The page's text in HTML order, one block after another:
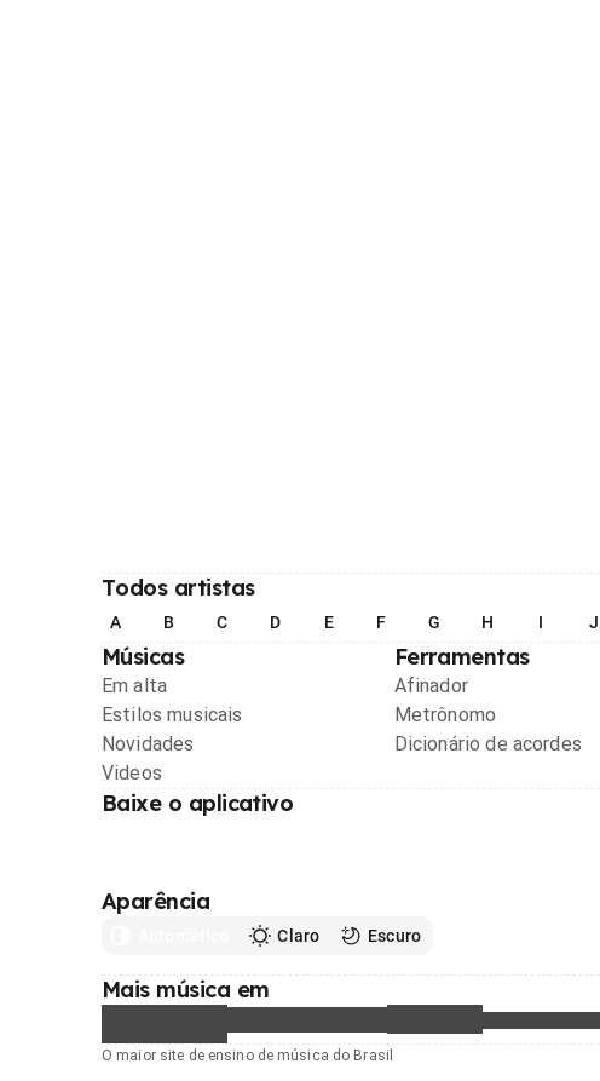
Todos artistas
A B C D E F G H I J
Músicas
Em alta
Estilos musicais
Novidades
Videos
Ferramentas
Afinador
Metrônomo
Dicionário de acordes
Baixe o aplicativo
Aparência
Claro Escuro
Mais música em
O maior site de ensino de música do Brasil